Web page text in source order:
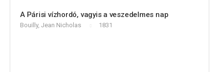
A Párisi vízhordó, vagyis a veszedelmes nap
Bouilly, Jean Nicholas 1831